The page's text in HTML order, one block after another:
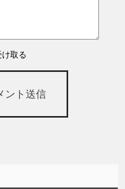
取る
ント送信